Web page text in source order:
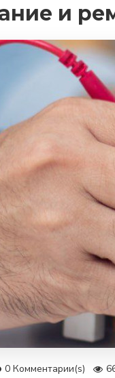
и
0 Комментарии(s)